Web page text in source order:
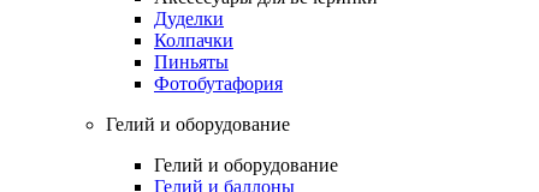
Дуделки
Колпачки
Пиньяты
Фотобутафория
Гелий и оборудование
Гелий и оборудование
Гелий и баллоны